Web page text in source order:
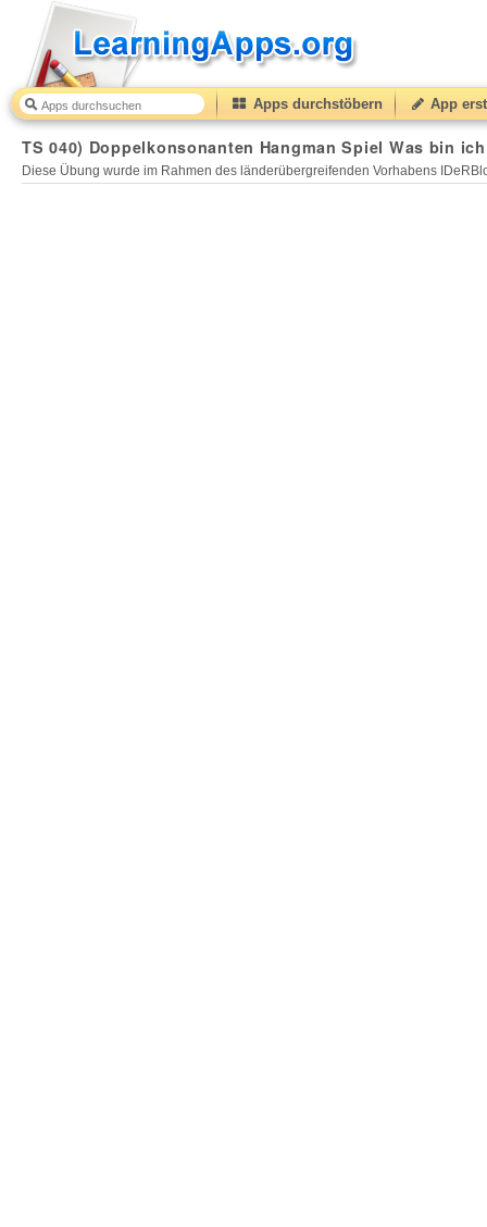
Apps durchstöbern App
TS 040) Doppelkonsonanten Hangman Spiel Was bin
Diese Übung wurde im Rahmen des länderübergreifenden Vorhabens